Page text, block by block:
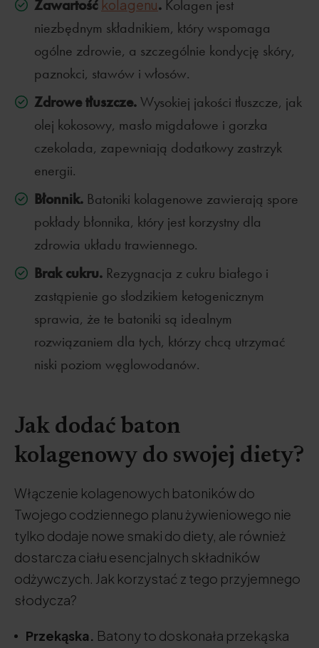
Zawartość kolagenu. Kolagen jest
niezbędnym składnikiem, który wspomaga
ogólne zdrowie, a szczególnie kondycję skóry,
paznokci, stawów i włosów.
Zdrowe tłuszcze. Wysokiej jakości tłuszcze, jak
olej kokosowy, masło migdałowe i gorzka
czekolada, zapewniają dodatkowy zastrzyk
energii.
Błonnik. Batoniki kolagenowe zawierają spore
pokłady błonnika, który jest korzystny dla
zdrowia układu trawiennego.
Brak cukru. Rezygnacja z cukru białego i
zastąpienie go słodzikiem ketogenicznym
sprawia, że te batoniki są idealnym
rozwiązaniem dla tych, którzy chcą utrzymać
niski poziom węglowodanów.
Jak dodać baton
kolagenowy do swojej diety?
Włączenie kolagenowych batoników do
Twojego codziennego planu żywieniowego nie
tylko dodaje nowe smaki do diety, ale również
dostarcza ciału esencjalnych składników
odżywczych. Jak korzystać z tego przyjemnego
słodycza?
Przekąska. Batony to doskonała przekąska